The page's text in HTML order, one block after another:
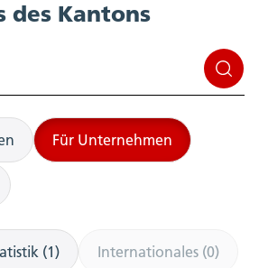
des Kantons
Für Unternehmen
(1) Internationales (0)